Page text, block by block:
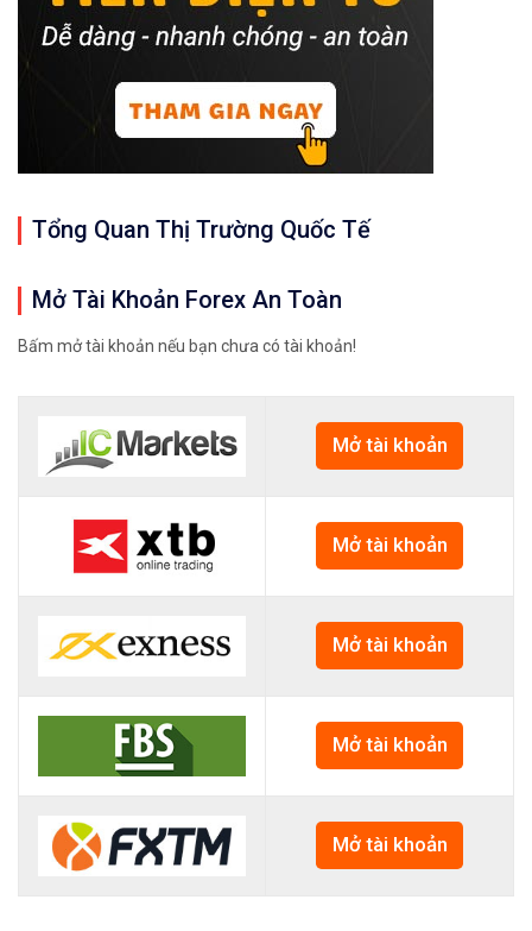
Tổng Quan Thị Trường Quốc Tế
Mở Tài Khoản Forex An Toàn
Bấm mở tài khoản nếu bạn chưa có tài khoản!
Mở tài khoản
Mở tài khoản
Mở tài khoản
Mở tài khoản
Mở tài khoản